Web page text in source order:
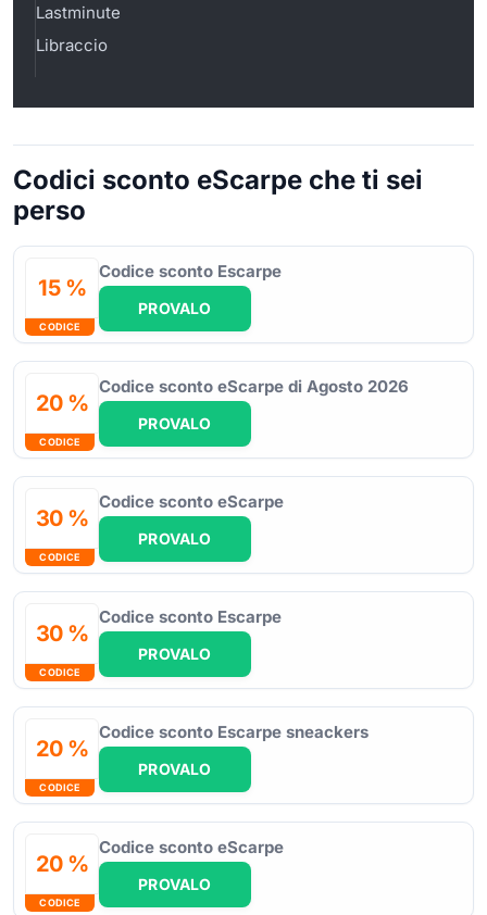
Lastminute
Libraccio
Codici sconto eScarpe che ti sei
perso
15 %
CODICE
Codice sconto Escarpe
PROVALO
20 %
CODICE
Codice sconto eScarpe di Agosto 2026
PROVALO
30 %
CODICE
Codice sconto eScarpe
PROVALO
30 %
CODICE
Codice sconto Escarpe
PROVALO
20 %
CODICE
Codice sconto Escarpe sneackers
PROVALO
20 %
CODICE
Codice sconto eScarpe
PROVALO